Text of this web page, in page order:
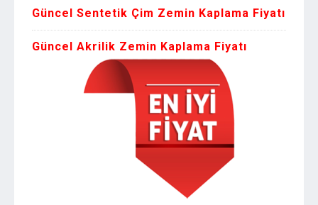
Güncel Sentetik Çim Zemin Kaplama Fiyatı
Güncel Akrilik Zemin Kaplama Fiyatı